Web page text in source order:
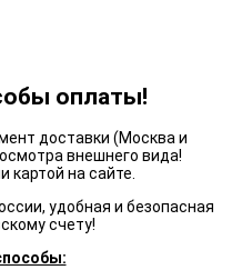
оплаты!
доставки (Москва и
внешнего вида!
картой на сайте.
удобная и безопасная
счету!